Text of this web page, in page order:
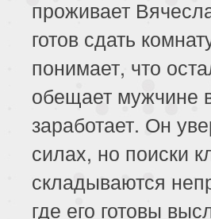
проживает
готов сдать
понимает, что
обещает мужчине
заработает. Он
силах, но поиски
складываются
где его готовы